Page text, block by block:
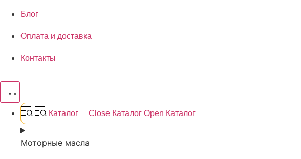
Блог
Оплата и доставка
Контакты
Каталог Close Каталог Open Каталог
Моторные масла